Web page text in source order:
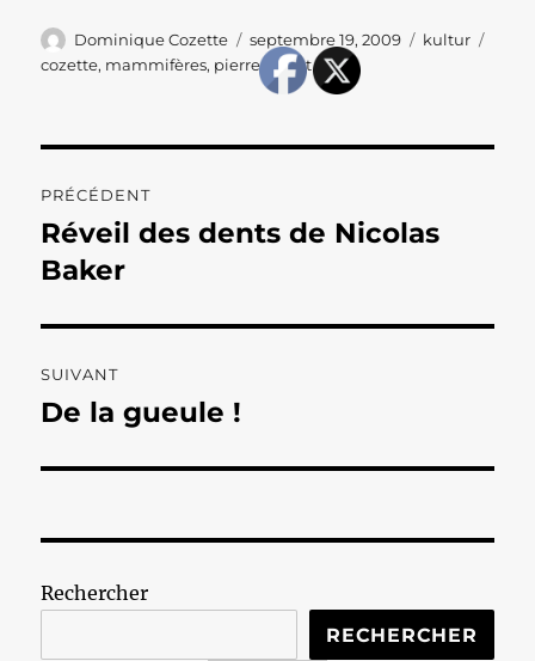
Auteur
Dominique Cozette
Publié
le
septembre 19, 2009 Catégories
kultur
cozette, mammifères, pierre mérot
de
l’article
PRÉCÉDENT
Publication
précédente :
Réveil des dents de Nicolas
Baker
SUIVANT
Publication
De la gueule !
Rechercher
RECHERCHER